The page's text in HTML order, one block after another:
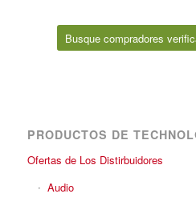
Busque compradores
PRODUCTOS DE
Ofertas de Los Distirbuidores
Audio